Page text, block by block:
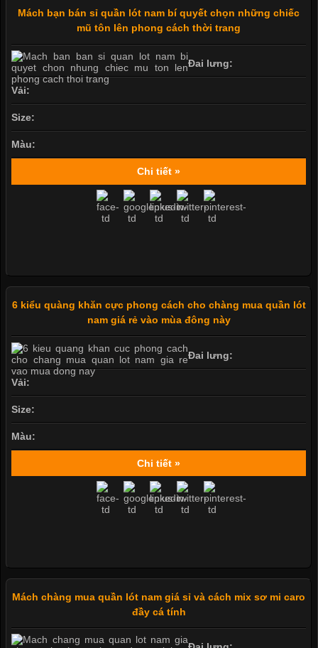
Mách bạn bán sỉ quần lót nam bí quyết chọn những chiếc
mũ tôn lên phong cách thời trang
Đai lưng:
Vải:
Size:
Màu:
Chi tiết »
6 kiểu quàng khăn cực phong cách cho chàng mua quần lót
nam giá rẻ vào mùa đông này
Đai lưng:
Vải:
Size:
Màu:
Chi tiết »
Mách chàng mua quần lót nam giá sỉ và cách mix sơ mi caro
đầy cá tính